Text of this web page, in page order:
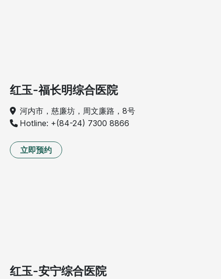
红玉-福长明综合医院
河内市，慈廉坊，周文廉路，8号
Hotline: +(84-24) 7300 8866
立即预约
红玉-安宁综合医院